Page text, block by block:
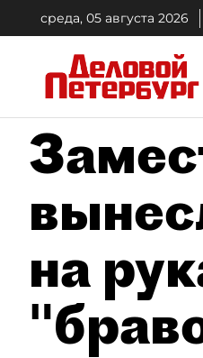
среда, 05 августа 2026
на